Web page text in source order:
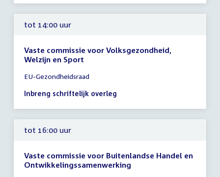
tot 14:00 uur
Vaste commissie voor Volksgezondheid,
Welzijn en Sport
vergadering
tot
uur
EU-Gezondheidsraad
Inbreng schriftelijk overleg
tot 16:00 uur
Vaste commissie voor Buitenlandse Handel en
Ontwikkelingssamenwerking